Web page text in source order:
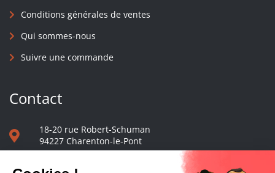
Conditions générales de ventes
Qui sommes-nous
Suivre une commande
Contact
18-20 rue Robert-Schuman
94227 Charenton-le-Pont